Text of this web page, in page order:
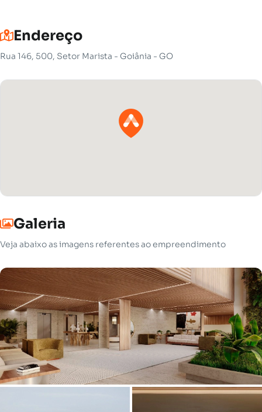
Endereço
Rua 146, 500, Setor Marista - Goiânia - GO
Galeria
Veja abaixo as imagens referentes ao empreendimento